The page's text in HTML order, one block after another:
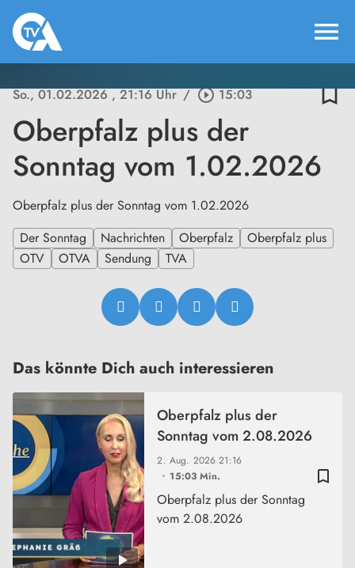
menu
So., 01.02.2026, 21:16 Uhr / play_circle_outline15:03 bookmark_border
Oberpfalz plus der
Sonntag vom 1.02.2026
Oberpfalz plus der Sonntag vom 1.02.2026
Der Sonntag
Nachrichten Oberpfalz
Oberpfalz plus
OTV
OTVA Sendung TVA
Das könnte Dich auch interessieren
bookmark_border
2. Aug. 202621:16
15:03 Min.
Oberpfalz plus der
Sonntag vom 2.08.2026
Oberpfalz plus der Sonntag
vom 2.08.2026